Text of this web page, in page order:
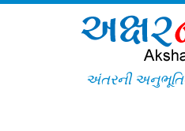
અંતરની